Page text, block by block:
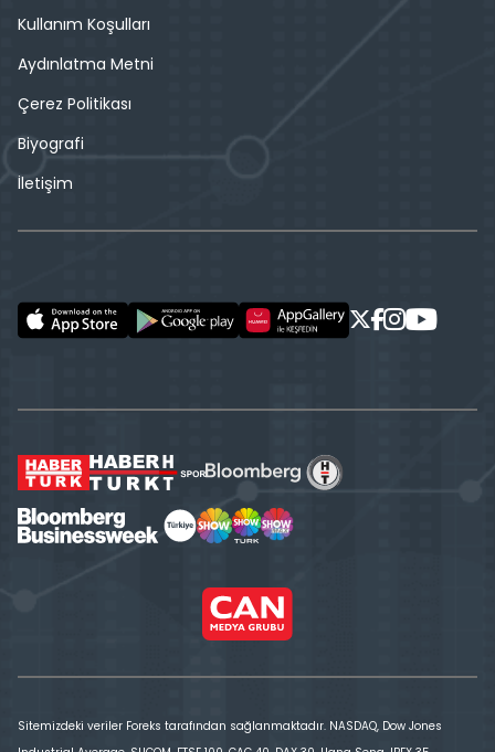
Kullanım Koşulları
Aydınlatma Metni
Çerez Politikası
Biyografi
İletişim
Sitemizdeki veriler Foreks tarafından sağlanmaktadır. NASDAQ, Dow Jones